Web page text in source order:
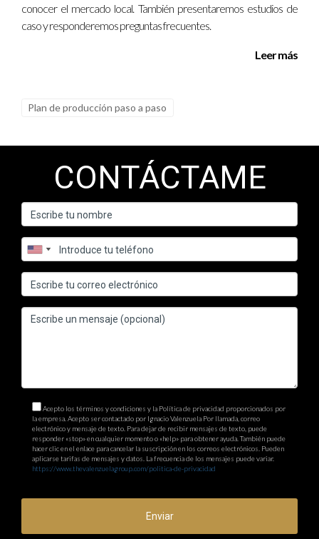
conocer el mercado local. También presentaremos estudios de
caso y responderemos preguntas frecuentes.
Leer más
Plan de producción paso a paso
CONTÁCTAME
Acepto los términos y condiciones y la Política de privacidad proporcionados por
la empresa. Acepto ser contactado por Ignacio Valenzuela Por llamada, correo
electrónico y mensaje de texto. Para dejar de recibir mensajes de texto, puede
responder «stop» en cualquier momento o «help» para obtener ayuda. También puede
hacer clic en el enlace para cancelar la suscripción en los correos electrónicos. Pueden
aplicarse tarifas de mensajes y datos. La frecuencia de los mensajes puede variar.
https://www.thevalenzuelagroup.com/politica-de-privacidad
Enviar